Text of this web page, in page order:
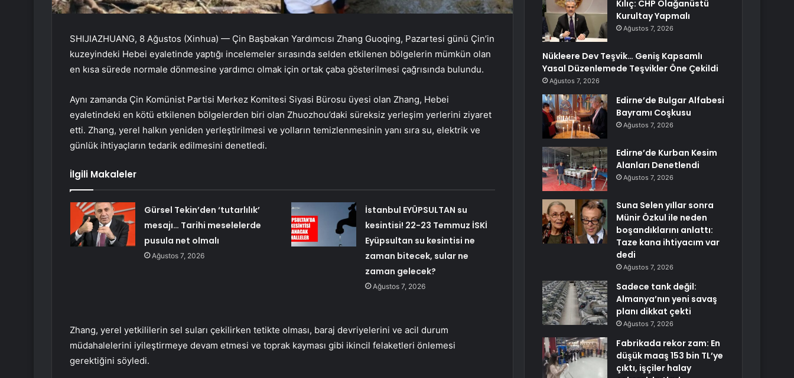
SHIJIAZHUANG, 8 Ağustos (Xinhua) — Çin Başbakan Yardımcısı Zhang Guoqing, Pazartesi günü Çin’in
kuzeyindeki Hebei eyaletinde yaptığı incelemeler sırasında selden etkilenen bölgelerin mümkün olan
en kısa sürede normale dönmesine yardımcı olmak için ortak çaba gösterilmesi çağrısında bulundu.
Aynı zamanda Çin Komünist Partisi Merkez Komitesi Siyasi Bürosu üyesi olan Zhang, Hebei
eyaletindeki en kötü etkilenen bölgelerden biri olan Zhuozhou’daki süreksiz yerleşim yerlerini ziyaret
etti. Zhang, yerel halkın yeniden yerleştirilmesi ve yolların temizlenmesinin yanı sıra su, elektrik ve
günlük ihtiyaçların tedarik edilmesini denetledi.
İlgili Makaleler
Gürsel Tekin’den ‘tutarlılık’
mesajı… Tarihi meselelerde
pusula net olmalı
Ağustos 7, 2026
İstanbul EYÜPSULTAN su
kesintisi! 22-23 Temmuz İSKİ
Eyüpsultan su kesintisi ne
zaman bitecek, sular ne
zaman gelecek?
Ağustos 7, 2026
Zhang, yerel yetkililerin sel suları çekilirken tetikte olması, baraj devriyelerini ve acil durum
müdahalelerini iyileştirmeye devam etmesi ve toprak kayması gibi ikincil felaketleri önlemesi
gerektiğini söyledi.
Kılıç: CHP Olağanüstü
Kurultay Yapmalı
Ağustos 7, 2026
Nükleere Dev Teşvik… Geniş Kapsamlı
Yasal Düzenlemede Teşvikler Öne Çekildi
Ağustos 7, 2026
Edirne’de Bulgar Alfabesi
Bayramı Coşkusu
Ağustos 7, 2026
Edirne’de Kurban Kesim
Alanları Denetlendi
Ağustos 7, 2026
Suna Selen yıllar sonra
Münir Özkul ile neden
boşandıklarını anlattı:
Taze kana ihtiyacım var
dedi
Ağustos 7, 2026
Sadece tank değil:
Almanya’nın yeni savaş
planı dikkat çekti
Ağustos 7, 2026
Fabrikada rekor zam: En
düşük maaş 153 bin TL’ye
çıktı, işçiler halay